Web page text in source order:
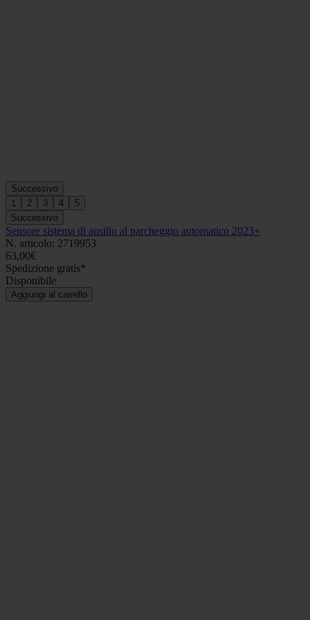
Successivo
1
2 3 4
5
Successivo
Sensore sistema di ausilio al parcheggio automatico 2023+
N. articolo: 2719953
63,00€
Spedizione gratis*
Disponibile
Aggiungi al carrello